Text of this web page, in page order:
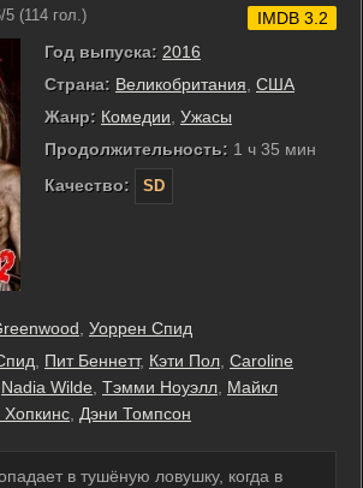
5 (114 гол.)
Год выпуска: 2016
Страна: Великобритания США
Жанр: Комедии Ужасы
Продолжительность: 1 ч 35 мин
Качество:
SD
IMDB 3.2
Уоррен Спид
Пит Беннетт, Кэти Пол Caroline
Nadia Wilde Тэмми Ноуэлл Майкл
Хопкинс Дэни Томпсон
в тушёную ловушку, когда в